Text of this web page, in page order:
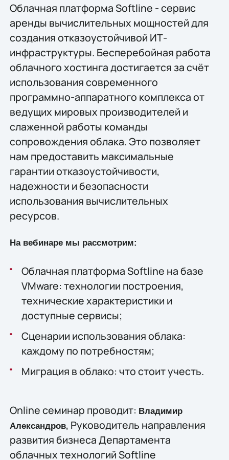
Облачная платформа Softline - сервис
аренды вычислительных мощностей для
создания отказоустойчивой ИТ-
инфраструктуры. Бесперебойная работа
облачного хостинга достигается за счёт
использования современного
программно-аппаратного комплекса от
ведущих мировых производителей и
слаженной работы команды
сопровождения облака. Это позволяет
нам предоставить максимальные
гарантии отказоустойчивости,
надежности и безопасности
использования вычислительных
ресурсов.
На вебинаре мы рассмотрим:
Облачная платформа Softline на базе
VMware: технологии построения,
технические характеристики и
доступные сервисы;
Сценарии использования облака:
каждому по потребностям;
Миграция в облако: что стоит учесть.
Online семинар проводит: Владимир
Александров, Руководитель направления
развития бизнеса Департамента
облачных технологий Softline